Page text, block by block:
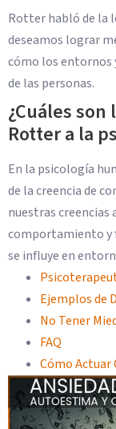
Rotter habló de la
deseamos lograr
cómo los entornos
de las personas.
¿Cuáles
Rotter a la
En la psicología
de la creencia de
nuestras
comportamiento y
se influye en
Ejemplos de
No Tener
FAQ
Cómo Actuar